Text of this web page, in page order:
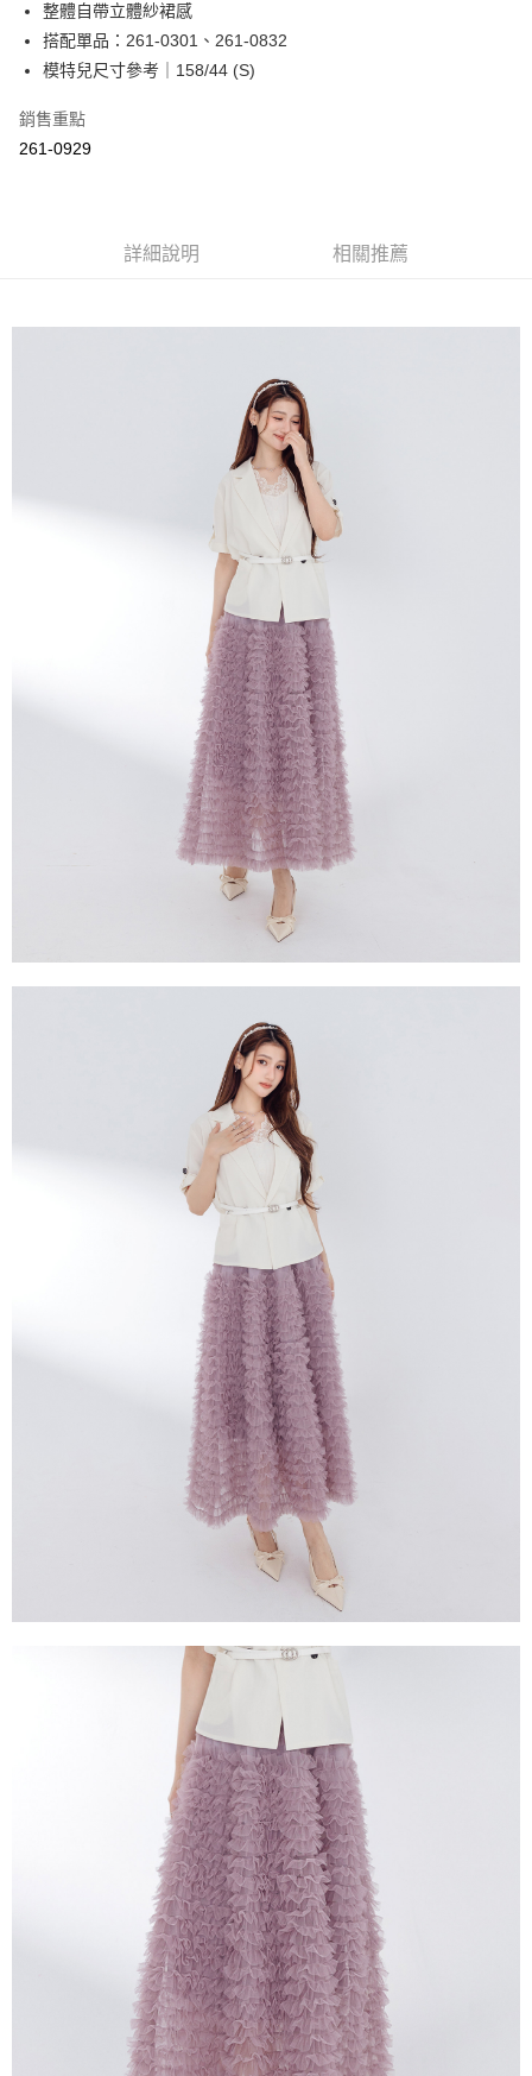
街口支付
悠遊付
Google Pay
ATM付款
付款後全家取貨
每筆NT$60，滿NT$2,000(含以上)免運費
每筆NT$60，滿NT$2,000(含以上)免運費
每筆NT$80，滿NT$2,000(含以上)免運費
整體自帶立體紗裙感
搭配單品：261-0301、261-0832
模特兒尺寸參考｜158/44 (S)
銷售重點
261-0929
詳細說明 相關推薦